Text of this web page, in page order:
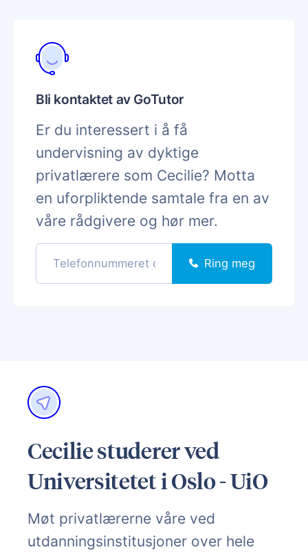
Bli kontaktet av GoTutor
Er du interessert i å få
undervisning av dyktige
privatlærere som Cecilie? Motta
en uforpliktende samtale fra en av
våre rådgivere og hør mer.
Ring meg
Cecilie studerer ved
Universitetet i Oslo - UiO
Møt privatlærerne våre ved
utdanningsinstitusjoner over hele